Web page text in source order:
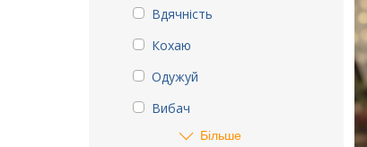
Вдячність
Кохаю
Одужуй
Вибач
Більше